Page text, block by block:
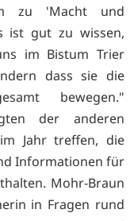
zu 'Macht und
ist gut zu wissen,
im Bistum Trier
dass sie die
bewegen."
der anderen
Jahr treffen, die
Informationen für
Mohr-Braun
in Fragen rund